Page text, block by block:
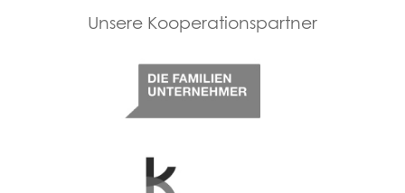
Kulturkreis deutsche Wirtschaft